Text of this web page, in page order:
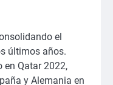
el
últimos años.
en Qatar 2022,
y Alemania en